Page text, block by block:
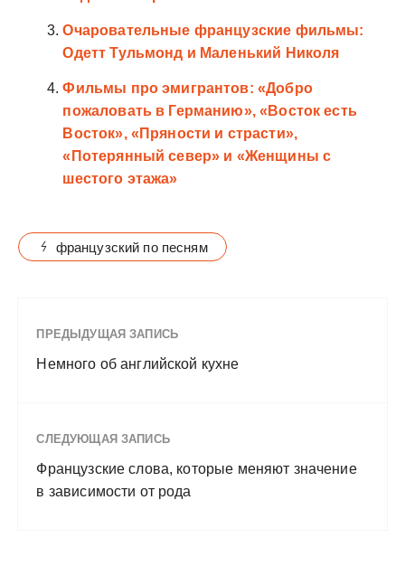
Очаровательные французские фильмы:
Одетт Тульмонд и Маленький Николя
Фильмы про эмигрантов: «Добро
пожаловать в Германию», «Восток есть
Восток», «Пряности и страсти»,
«Потерянный север» и «Женщины с
шестого этажа»
французский по песням
ПРЕДЫДУЩАЯ ЗАПИСЬ
Немного об английской кухне
СЛЕДУЮЩАЯ ЗАПИСЬ
Французские слова, которые меняют значение
в зависимости от рода